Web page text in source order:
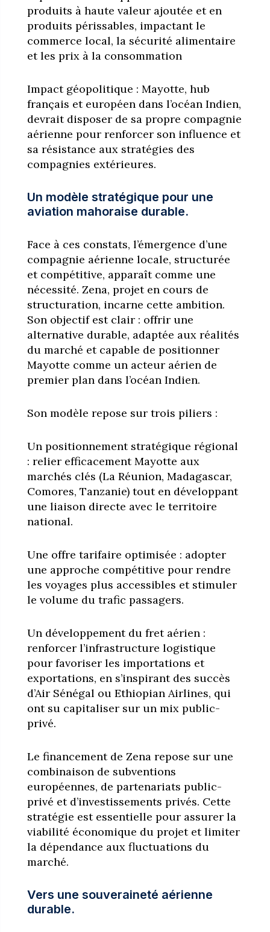
produits à haute valeur ajoutée et en
produits périssables, impactant le
commerce local, la sécurité alimentaire
et les prix à la consommation
Impact géopolitique : Mayotte, hub
français et européen dans l’océan Indien,
devrait disposer de sa propre compagnie
aérienne pour renforcer son influence et
sa résistance aux stratégies des
compagnies extérieures.
Un modèle stratégique pour une
aviation mahoraise durable.
Face à ces constats, l’émergence d’une
compagnie aérienne locale, structurée
et compétitive, apparaît comme une
nécessité. Zena, projet en cours de
structuration, incarne cette ambition.
Son objectif est clair : offrir une
alternative durable, adaptée aux réalités
du marché et capable de positionner
Mayotte comme un acteur aérien de
premier plan dans l’océan Indien.
Son modèle repose sur trois piliers :
Un positionnement stratégique régional
: relier efficacement Mayotte aux
marchés clés (La Réunion, Madagascar,
Comores, Tanzanie) tout en développant
une liaison directe avec le territoire
national.
Une offre tarifaire optimisée : adopter
une approche compétitive pour rendre
les voyages plus accessibles et stimuler
le volume du trafic passagers.
Un développement du fret aérien :
renforcer l’infrastructure logistique
pour favoriser les importations et
exportations, en s’inspirant des succès
d’Air Sénégal ou Ethiopian Airlines, qui
ont su capitaliser sur un mix public-
privé.
Le financement de Zena repose sur une
combinaison de subventions
européennes, de partenariats public-
privé et d’investissements privés. Cette
stratégie est essentielle pour assurer la
viabilité économique du projet et limiter
la dépendance aux fluctuations du
marché.
Vers une souveraineté aérienne
durable.